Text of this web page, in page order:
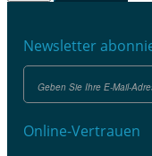
Newsletter
Online-Vertrauen